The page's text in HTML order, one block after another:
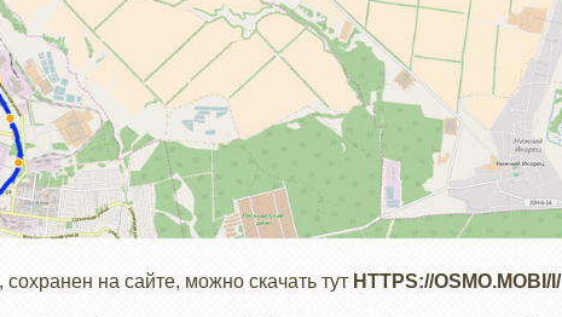
на сайте, можно скачать тут HTTPS://OSMO.MOBI/I/